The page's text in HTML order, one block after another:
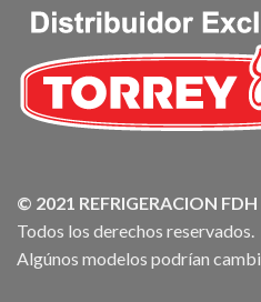
© 2021 REFRIGERACION FDH
Todos los derechos reservados.
Algúnos modelos podrían